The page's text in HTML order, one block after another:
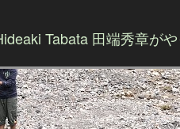
Tabata 田端秀章が